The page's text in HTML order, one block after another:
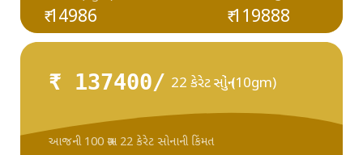
₹ 14986 ₹ 119888
₹ 137400/ 22 કેરેટ સોનું (10gm)
આજની 100 ગ્રામ 22 કેરેટ સોનાની કિંમત